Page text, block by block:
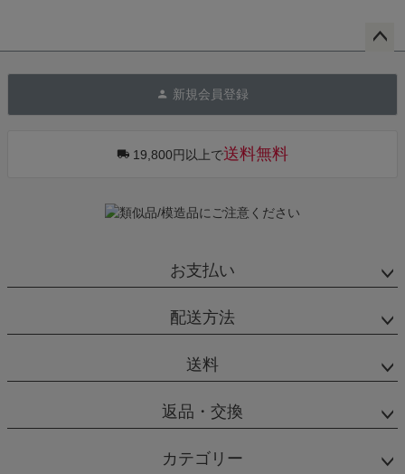
へ
新規会員登録
19,800円以上で送料無料
お支払い
配送方法
送料
返品・交換
カテゴリー